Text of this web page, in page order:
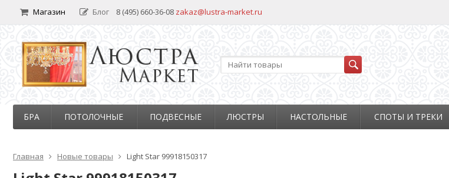
Магазин Блог 8 (495) 660-36-08 zakaz@lustra-market.ru
БРА ПОТОЛОЧНЫЕ ПОДВЕСНЫЕ ЛЮСТРЫ НАСТОЛЬНЫЕ СПОТЫ И ТРЕКИ
Главная Новые товары Light Star 99918150317